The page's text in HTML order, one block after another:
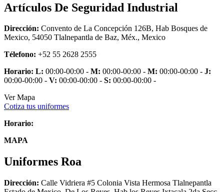
Artículos De Seguridad Industrial
Dirección: Convento de La Concepción 126B, Hab Bosques de
Mexico, 54050 Tlalnepantla de Baz, Méx., Mexico
Télefono: +52 55 2628 2555
Horario: L: 00:00-00:00 - M: 00:00-00:00 - M: 00:00-00:00 - J:
00:00-00:00 - V: 00:00-00:00 - S: 00:00-00:00 -
Ver Mapa
Cotiza tus uniformes
Horario:
MAPA
Uniformes Roa
Dirección: Calle Vidriera #5 Colonia Vista Hermosa Tlalnepantla